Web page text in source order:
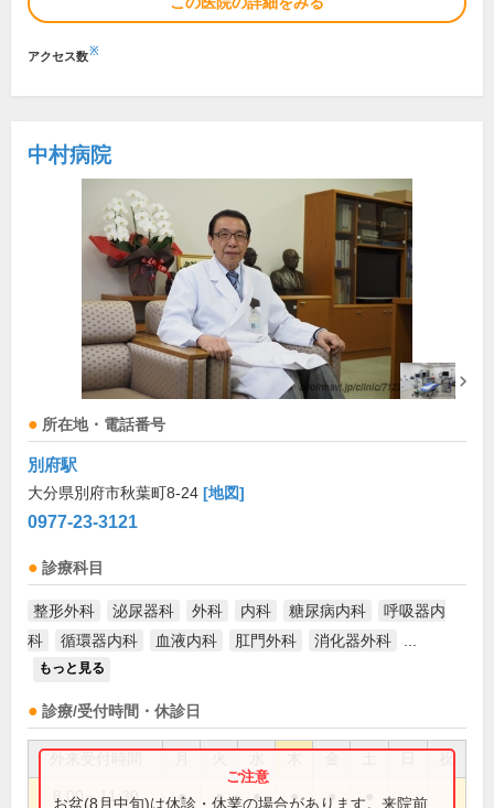
アクセス数※
中村病院
所在地・電話番号
別府駅
大分県別府市秋葉町8-24 [地図]
0977-23-3121
診療科目
整形外科 泌尿器科 外科 内科 糖尿病内科
呼吸器内
科
循環器内科 血液内科 肛門外科 消化器外科
もっと見る
診療/受付時間・休診日
祝
8:00～11:30 ● ● ● ● ●
お盆(8月中旬)は休診・休業の場合があります。来院前